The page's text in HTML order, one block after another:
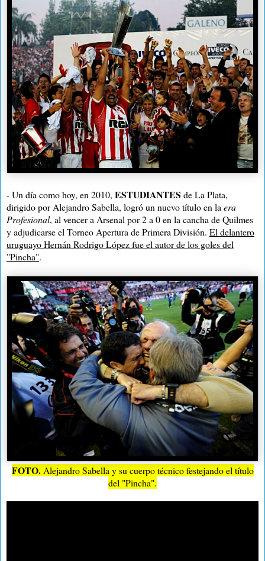
- Un día como hoy, en 2010, ESTUDIANTES de La Plata,
dirigido por Alejandro Sabella, logró un nuevo título en la era
Profesional, al vencer a Arsenal por 2 a 0 en la cancha de Quilmes
y adjudicarse el Torneo Apertura de Primera División. El delantero
uruguayo Hernán Rodrigo López fue el autor de los goles del
"Pincha".
FOTO.Alejandro Sabella y su cuerpo técnico festejando el título
del "Pincha".